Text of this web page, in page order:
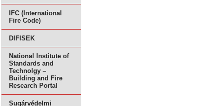
IFC (International
Fire Code)
DIFISEK
National Institute of
Standards and
Technolgy –
Building and Fire
Research Portal
Sugárvédelmi